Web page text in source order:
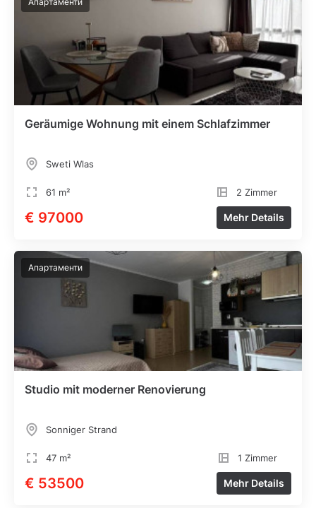
Geräumige Wohnung mit einem Schlafzimmer
Sweti Wlas
61 m² 2 Zimmer
€ 97000 Mehr Details
Апартаменти
Studio mit moderner Renovierung
Sonniger Strand
47 m² 1 Zimmer
€ 53500 Mehr Details